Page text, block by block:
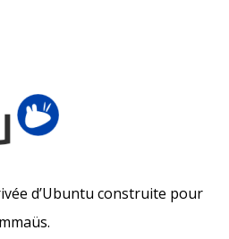
d’Ubuntu construite pour